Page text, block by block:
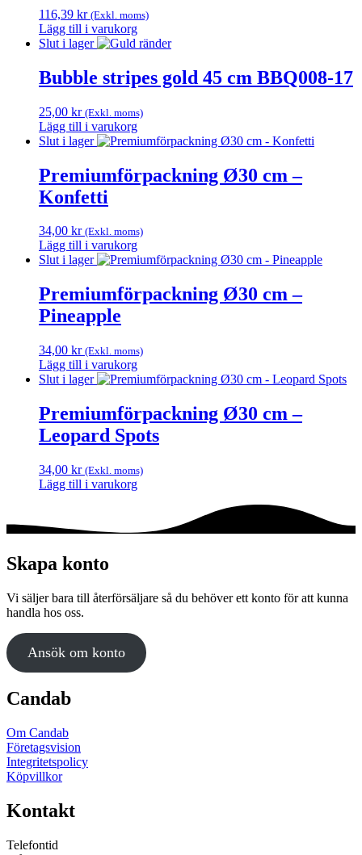
116,39 kr (Exkl. moms)
Lägg till i varukorg
Slut i lager
Bubble stripes gold 45 cm BBQ008-17
25,00 kr (Exkl. moms)
Lägg till i varukorg
Slut i lager
Premiumförpackning Ø30 cm –
Konfetti
34,00 kr (Exkl. moms)
Lägg till i varukorg
Slut i lager
Premiumförpackning Ø30 cm –
Pineapple
34,00 kr (Exkl. moms)
Lägg till i varukorg
Slut i lager
Premiumförpackning Ø30 cm –
Leopard Spots
34,00 kr (Exkl. moms)
Lägg till i varukorg
Skapa konto
Vi säljer bara till återförsäljare så du behöver ett konto för att kunna
handla hos oss.
Ansök om konto
Candab
Om Candab
Företagsvision
Integritetspolicy
Köpvillkor
Kontakt
Telefontid